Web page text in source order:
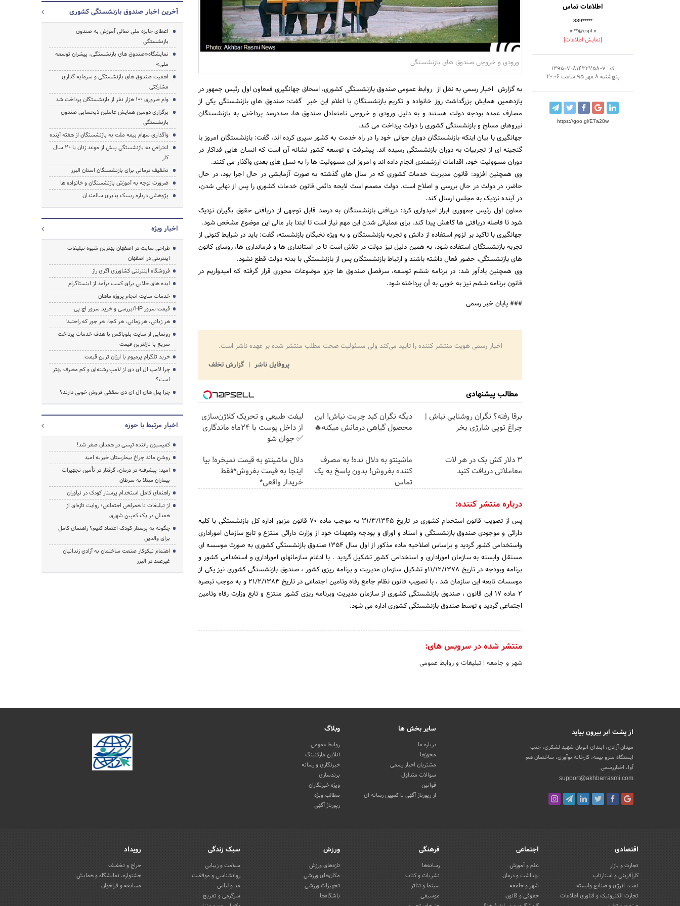
اطلاعات تماس
889*****
in**@cspf.ir
[نمایش اطلاعات]
کد: 13950708143225807
پنج‌شنبه 8 مهر 95 ساعت 20:06
https://goo.gl/E7a28w
ورودی و خروجی صندوق های بازنشستگی
به گزارش اخبار رسمی به نقل از روابط عمومی صندوق بازنشستگی کشوری، اسحاق جهانگیری فمعاون اول رئیس جمهور در
یازدهمین همایش بزرگداشت روز خانواده و تکریم بازنشستگان با اعلام این خبر گفت: صندوق های بازنشستگی یکی از
مصارف عمده بودجه دولت هستند و به دلیل ورودی و خروجی نامتعادل صندوق ها، صددرصد پرداختی به بازنشستگان
نیروهای مسلح و بازنشستگی کشوری را دولت پرداخت می کند.
جهانگیری با بیان اینکه بازنشستگان دوران جوانی خود را در راه خدمت به کشور سپری کرده اند، گفت: بازنشستگان امروز با
گنجینه ای از تجربیات به دوران بازنشستگی رسیده اند. پیشرفت و توسعه کشور نشانه آن است که انسان هایی فداکار در
دوران مسوولیت خود، اقدامات ارزشمندی انجام داده اند و امروز این مسوولیت ها را به نسل های بعدی واگذار می کنند.
وی همچنین افزود: قانون مدیریت خدمات کشوری که در سال های گذشته به صورت آزمایشی در حال اجرا بود، در حال
حاضر، در دولت در حال بررسی و اصلاح است. دولت مصمم است لایحه دائمی قانون خدمات کشوری را پس از نهایی شدن،
در آینده نزدیک به مجلس ارسال کند.
معاون اول رئیس جمهوری ابراز امیدواری کرد: دریافتی بازنشستگان به درصد قابل توجهی از دریافتی حقوق بگیران نزدیک
شود تا فاصله دریافتی ها کاهش پیدا کند. برای عملیاتی شدن این مهم نیاز است تا ابتدا بار مالی این موضوع مشخص شود.
جهانگیری با تاکید بر لزوم استفاده از دانش و تجربه بازنشستگان و به ویژه نخبگان بازنشسته، گفت: باید در شرایط کنونی از
تجربه بازنشستگان استفاده شود، به همین دلیل نیز دولت در تلاش است تا در استانداری ها و فرمانداری ها، روسای کانون
های بازنشستگی، حضور فعال داشته باشند و ارتباط بازنشستگان پس از بازنشستگی با بدنه دولت قطع نشود.
وی همچنین یادآور شد: در برنامه ششم توسعه، سرفصل صندوق ها جزو موضوعات محوری قرار گرفته که امیدواریم در
قانون برنامه ششم نیز به خوبی به آن پرداخته شود.
### پایان خبر رسمی
اخبار رسمی هویت منتشر کننده را تایید می‌کند ولی مسئولیت صحت مطلب منتشر شده بر عهده ناشر است.
پروفایل ناشر
گزارش تخلف
مطالب پیشنهادی
برقا رفته؟ نگران روشنایی نباش |
چراغ توپی شارژی بخر
دیگه نگران کبد چربت نباش! این
محصول گیاهی درمانش میکنه🔥
لیفت طبیعی و تحریک کلاژن‌سازی
از داخل پوست با 24ماه ماندگاری
✅ جوان شو
3 دلار کش بک در هر لات
معاملاتی دریافت کنید
ماشینتو به دلال نده! به مصرف
کننده بفروش! بدون پاسخ به یک
تماس
دلال ماشینتو به قیمت نمیخره! بیا
اینجا به قیمت بفروش*فقط
خریدار واقعی*
درباره منتشر کننده:
پس از تصویب قانون استخدام کشوری در تاریخ 31/3/1345 به موجب ماده 70 قانون مزبور اداره کل بازنشستگی با کلیه
دارائی و موجودی صندوق بازنشستگی و اسناد و اوراق و بودجه وتعهدات خود از وزارت دارائی منتزع و تابع سازمان اموراداری
واستخدامی کشور گردید و براساس اصلاحیه ماده مذکور از اول سال 1354 صندوق بازنشستگی کشوری به صورت موسسه ای
مستقل وابسته به سازمان اموراداری و استخدامی کشور تشکیل گردید . با ادغام سازمانهای اموراداری و استخدامی کشور و
برنامه وبودجه در تاریخ 11/12/1378و تشکیل سازمان مدیریت و برنامه ریزی کشور ، صندوق بازنشستگی کشوری نیز یکی از
موسسات تابعه این سازمان شد ، با تصویب قانون نظام جامع رفاه وتامین اجتماعی در تاریخ 21/2/1383 و به موجب تبصره
2 ماده 17 این قانون ، صندوق بازنشستگی کشوری از سازمان مدیریت وبرنامه ریزی کشور منتزع و تابع وزارت رفاه وتامین
اجتماعی گردید و توسط صندوق بازنشستگی کشوری اداره می شود.
منتشر شده در سرویس های:
شهر و جامعه | تبلیغات و روابط عمومی
آخرین اخبار صندوق بازنشستگی کشوری
اعطای جایزه ملی تعالی آموزش به صندوق
بازنشستگی
نمایشگاه«صندوق های بازنشستگی، پیشران توسعه
ملی»
اهمیت صندوق های بازنشستگی و سرمایه گذاری
مشارکتی
وام ضروری ۱۰۰ هزار نفر از بازنشستگان پرداخت شد
برگزاری دومین همایش عاملین ذیحسابی صندوق
بازنشستگی
واگذاری سهام بیمه ملت به بازنشستگان از هفته آینده
اعتراض به بازنشستگی پیش از موعد زنان با ۲۰ سال
کار
تخفیف درمانی برای بازنشستگان استان البرز
ضرورت توجه به آموزش بازنشستگان و خانواده ها
پژوهشی درباره ریسک پذیری سالمندان
اخبار ویژه
طراحی سایت در اصفهان بهترین شیوه تبلیغات
اینترنتی در اصفهان
فروشگاه اینترنتی کشاورزی اگری راز
ایده های طلایی برای کسب درآمد از اینستاگرام
خدمات سایت انجام پروژه ماهان
قیمت سرور HP/بررسی و خرید سرور اچ پی
هر زبانی، هر زمانی، هر کجا، هر جور که راحتید!
رونمایی از سایت بلوباکس با هدف خدمات پرداخت
سریع با نازلترین قیمت
خرید تلگرام پرمیوم با ارزان ترین قیمت
چرا لامپ ال ای دی از لامپ رشته‌ای و کم مصرف بهتر
است؟
چرا پنل های ال ای دی سقفی فروش خوبی دارند؟
اخبار مرتبط با حوزه
کمیسیون راننده تپسی در همدان صفر شد!
روشن ماند چراغ بیمارستان خیریه امید
امید؛ پیشرفته در درمان، گرفتار در تأمین تجهیزات
بیماران مبتلا به سرطان
راهنمای کامل استخدام پرستار کودک در نیاوران
از تبلیغات تا همراهی اجتماعی؛ روایت تازه‌ای از
همدلی در یک کمپین شهری
چگونه به پرستار کودک اعتماد کنیم؟ راهنمای کامل
برای والدین
اهتمام نیکوکار صنعت ساختمان به آزادی زندانیان
غیرعمد در البرز
از پشت ابر بیرون بیاید
میدان آزادی، ابتدای اتوبان شهید لشکری، جنب
ایستگاه مترو بیمه، کارخانه نوآوری، ساختمان هم
آوا، اخباررسمی
support@akhbarrasmi.com
سایر بخش ها
درباره ما
مجوزها
مشتریان اخبار رسمی
سوالات متداول
قوانین
از رپورتاژ آگهی تا کمپین رسانه ای
وبلاگ
روابط عمومی
آنلاین مارکتینگ
خبرنگاری و رسانه
برندسازی
ویژه خبرنگاران
مطالب ویژه
رپورتاژ آگهی
اقتصادی
تجارت و بازار
کارآفرینی و استارتاپ
نفت، انرژی و صنایع وابسته
تجارت الکترونیک و فناوری اطلاعات
اجتماعی
علم و آموزش
بهداشت و درمان
شهر و جامعه
حقوقی و قانون
فرهنگی
رسانه‌ها
نشریات و کتاب
سینما و تئاتر
موسیقی
ورزش
تازه‌های ورزش
مکان‌های ورزشی
تجهیزات ورزشی
باشگاه‌ها
سبک زندگی
سلامت و زیبایی
روانشناسی و موفقیت
مد و لباس
سرگرمی و تفریح
رویداد
حراج و تخفیف
جشنواره، نمایشگاه و همایش
مسابقه و فراخوان